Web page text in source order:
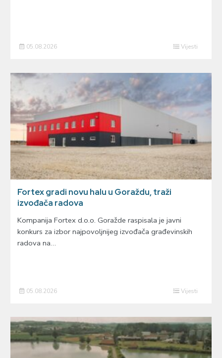
05.08.2026 Vijesti
Fortex gradi novu halu u Goraždu, traži
izvođača radova
Kompanija Fortex d.o.o. Goražde raspisala je javni
konkurs za izbor najpovoljnijeg izvođača građevinskih
radova na…
05.08.2026 Vijesti